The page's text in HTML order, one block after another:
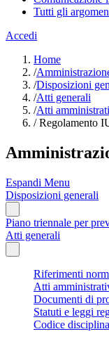
Tutti gli
Accedi
Home
/
/Disposizioni
/Atti generali
/Atti
/Regolamento
Espandi Menu
Disposizioni generali
Piano triennale per
Atti generali
Riferimenti
Atti
Documenti di
Statuti e leggi
Codice